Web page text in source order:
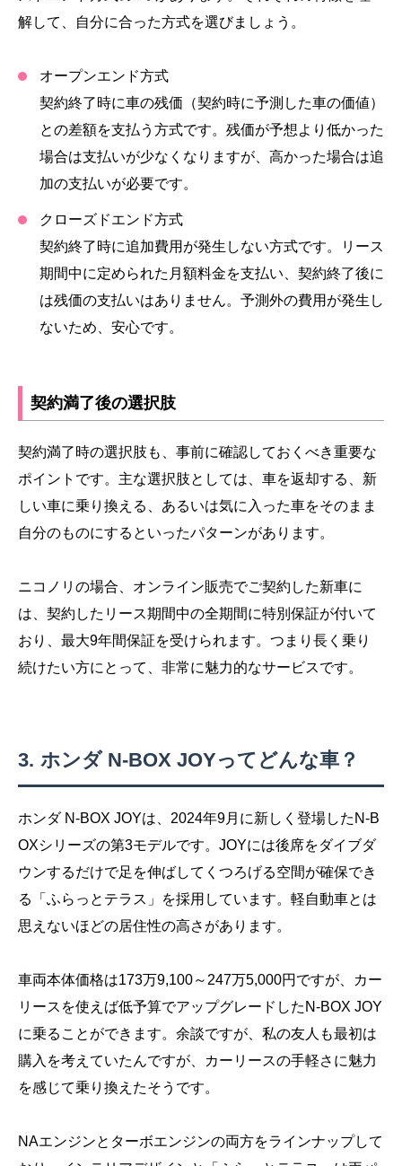
解して、自分に合った方式を選びましょう。
オープンエンド方式
契約終了時に車の残価（契約時に予測した車の価値）
との差額を支払う方式です。残価が予想より低かった
場合は支払いが少なくなりますが、高かった場合は追
加の支払いが必要です。
クローズドエンド方式
契約終了時に追加費用が発生しない方式です。リース
期間中に定められた月額料金を支払い、契約終了後に
は残価の支払いはありません。予測外の費用が発生し
ないため、安心です。
契約満了後の選択肢
契約満了時の選択肢も、事前に確認しておくべき重要な
ポイントです。主な選択肢としては、車を返却する、新
しい車に乗り換える、あるいは気に入った車をそのまま
自分のものにするといったパターンがあります。
ニコノリの場合、オンライン販売でご契約した新車に
は、契約したリース期間中の全期間に特別保証が付いて
おり、最大9年間保証を受けられます。つまり長く乗り
続けたい方にとって、非常に魅力的なサービスです。
ホンダ N-BOX JOYってどんな車？
ホンダ N-BOX JOYは、2024年9月に新しく登場したN-B
OXシリーズの第3モデルです。JOYには後席をダイブダ
ウンするだけで足を伸ばしてくつろげる空間が確保でき
る「ふらっとテラス」を採用しています。軽自動車とは
思えないほどの居住性の高さがあります。
車両本体価格は173万9,100～247万5,000円ですが、カー
リースを使えば低予算でアップグレードしたN-BOX JOY
に乗ることができます。余談ですが、私の友人も最初は
購入を考えていたんですが、カーリースの手軽さに魅力
を感じて乗り換えたそうです。
NAエンジンとターボエンジンの両方をラインナップして